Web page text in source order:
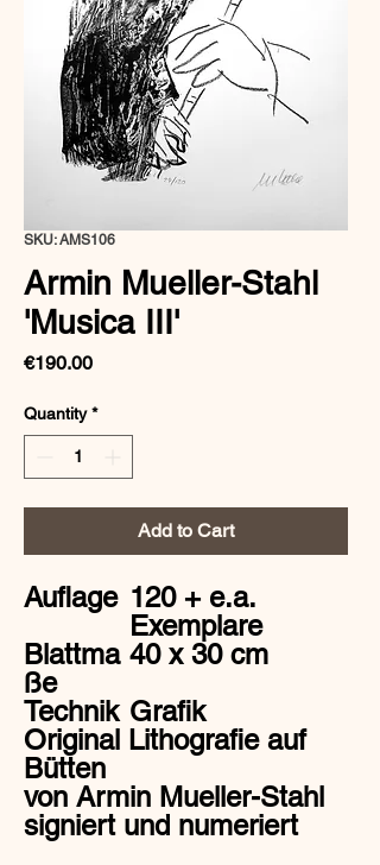
SKU: AMS106
Armin Mueller-Stahl
'Musica III'
€190.00Price
Quantity *
Add to Cart
Auflage 120 + e.a.
Exemplare
Blattma
ße
40 x 30 cm
Technik Grafik
Original Lithografie auf
Bütten
von Armin Mueller-Stahl
signiert und numeriert